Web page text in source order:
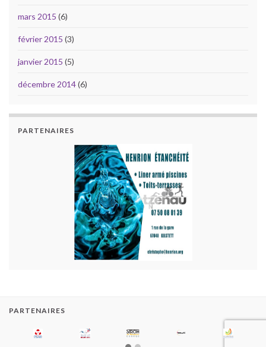
mars 2015 (6)
février 2015 (3)
janvier 2015 (5)
décembre 2014(6)
PARTENAIRES
PARTENAIRES